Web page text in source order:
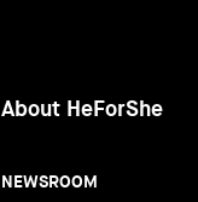
About HeForShe
NEWSROOM